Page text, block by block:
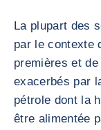
La plupart des
par le contexte
premières et
exacerbés par
pétrole dont la
être alimentée